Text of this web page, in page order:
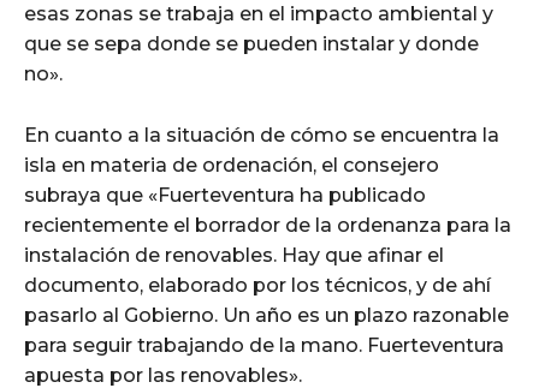
esas zonas se trabaja en el impacto ambiental y
que se sepa donde se pueden instalar y donde
no».
En cuanto a la situación de cómo se encuentra la
isla en materia de ordenación, el consejero
subraya que «Fuerteventura ha publicado
recientemente el borrador de la ordenanza para la
instalación de renovables. Hay que afinar el
documento, elaborado por los técnicos, y de ahí
pasarlo al Gobierno. Un año es un plazo razonable
para seguir trabajando de la mano. Fuerteventura
apuesta por las renovables».